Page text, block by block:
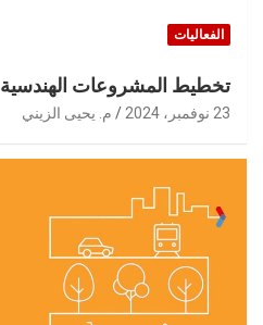
الفعاليات
تخطيط المشروعات الهندسية
23 نوفمبر، 2024 م. يحيى الزيني